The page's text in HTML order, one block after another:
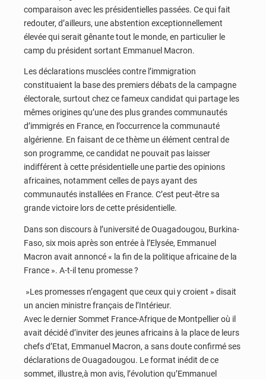
comparaison avec les présidentielles passées. Ce qui fait
redouter, d’ailleurs, une abstention exceptionnellement
élevée qui serait gênante tout le monde, en particulier le
camp du président sortant Emmanuel Macron.
Les déclarations musclées contre l’immigration
constituaient la base des premiers débats de la campagne
électorale, surtout chez ce fameux candidat qui partage les
mêmes origines qu’une des plus grandes communautés
d’immigrés en France, en l’occurrence la communauté
algérienne. En faisant de ce thème un élément central de
son programme, ce candidat ne pouvait pas laisser
indifférent à cette présidentielle une partie des opinions
africaines, notamment celles de pays ayant des
communautés installées en France. C’est peut-être sa
grande victoire lors de cette présidentielle.
Dans son discours à l’université de Ouagadougou, Burkina-
Faso, six mois après son entrée à l’Elysée, Emmanuel
Macron avait annoncé « la fin de la politique africaine de la
France ». A-t-il tenu promesse ?
»Les promesses n’engagent que ceux qui y croient » disait
un ancien ministre français de l’Intérieur.
Avec le dernier Sommet France-Afrique de Montpellier où il
avait décidé d’inviter des jeunes africains à la place de leurs
chefs d’Etat, Emmanuel Macron, a sans doute confirmé ses
déclarations de Ouagadougou. Le format inédit de ce
sommet, illustre,à mon avis, l’évolution qu’Emmanuel